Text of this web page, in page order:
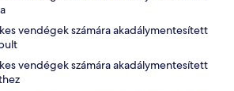
vendégek számára akadálymentesített
vendégek számára akadálymentesített